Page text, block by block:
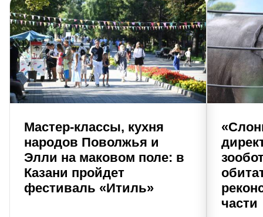
Мастер-классы, кухня
народов Поволжья и
Элли на маковом поле: в
Казани пройдет
фестиваль «Итиль»
части